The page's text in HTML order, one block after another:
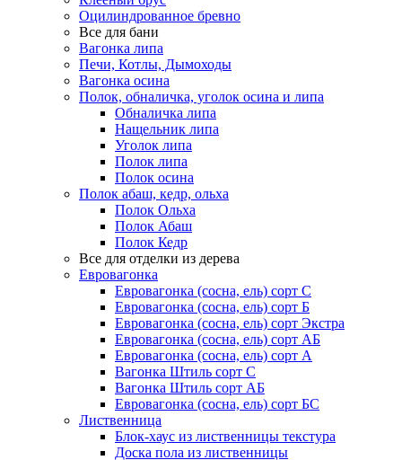
Оцилиндрованное бревно
Все для бани
Вагонка липа
Печи, Котлы, Дымоходы
Вагонка осина
Полок, обналичка, уголок осина и липа
Обналичка липа
Нащельник липа
Уголок липа
Полок липа
Полок осина
Полок абаш, кедр, ольха
Полок Ольха
Полок Абаш
Полок Кедр
Все для отделки из дерева
Евровагонка
Евровагонка (сосна, ель) сорт С
Евровагонка (сосна, ель) сорт Б
Евровагонка (сосна, ель) сорт Экстра
Евровагонка (сосна, ель) сорт АБ
Евровагонка (сосна, ель) сорт А
Вагонка Штиль сорт С
Вагонка Штиль сорт АБ
Евровагонка (сосна, ель) сорт БС
Лиственница
Блок-хаус из лиственницы текстура
Доска пола из лиственницы